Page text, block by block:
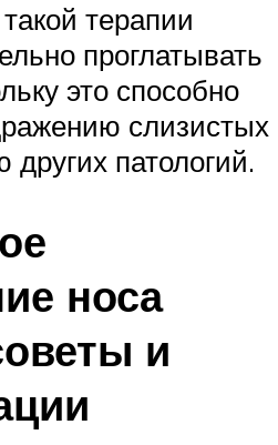
терапии
проглатывать
это способно
слизистых
патологий.
носа
и